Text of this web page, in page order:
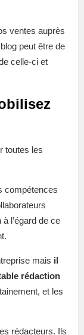
ventes auprès
peut être de
celle-ci et
toutes les
compétences
l’égard de ce
mais il
rédaction
et les
rédacteurs. Ils